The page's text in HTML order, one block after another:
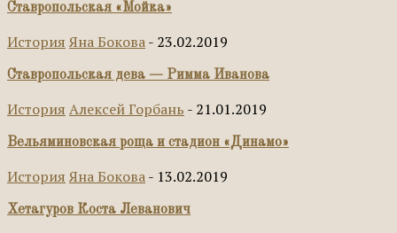
Ставропольская «Мойка»
История Яна Бокова- 23.02.2019
Ставропольская дева — Римма Иванова
История Алексей Горбань - 21.01.2019
Вельяминовская роща и стадион «Динамо»
История Яна Бокова- 13.02.2019
Хетагуров Коста Леванович